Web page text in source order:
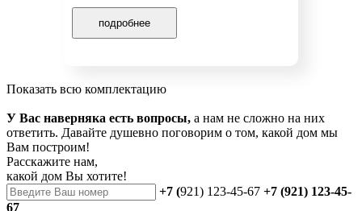
подробнее
Показать всю комплектацию
У Вас наверняка есть вопросы, а нам не сложно на них
ответить. Давайте душевно поговорим о том, какой дом мы
Вам построим!
Расскажите нам,
какой дом Вы хотите!
+7 (921) 123-45-67 +7 (921) 123-45-
67